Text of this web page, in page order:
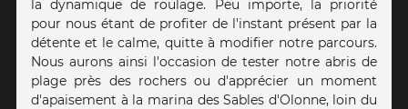
la dynamique de roulage. Peu importe, la priorité
pour nous étant de profiter de l'instant présent par la
détente et le calme, quitte à modifier notre parcours.
Nous aurons ainsi l'occasion de tester notre abris de
plage près des rochers ou d'apprécier un moment
d'apaisement à la marina des Sables d'Olonne, loin du